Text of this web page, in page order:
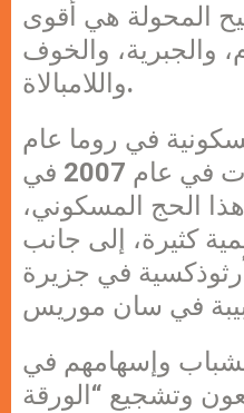
المحولة هي أقوى
والجبرية، والخوف
واللامبالاة.
في روما عام
2006، واستمرت في عام 2007 في
الحج المسكوني،
كثيرة، إلى جانب
في جزيرة
وإسهامهم في
وتشجيع “الورقة